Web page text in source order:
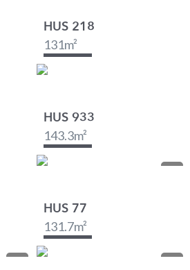
HUS 218
131m²
HUS 933
143.3m²
HUS 77
131.7m²